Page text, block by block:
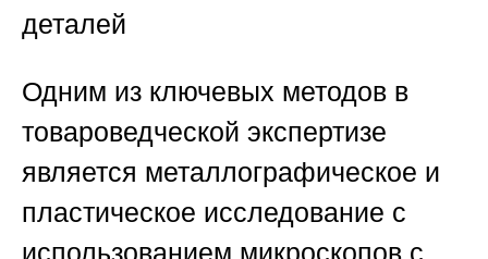
деталей
Одним из ключевых методов в
товароведческой экспертизе
является металлографическое и
пластическое исследование с
использованием микроскопов с